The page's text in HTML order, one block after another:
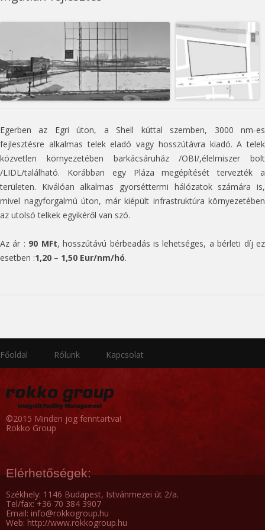
Egerben az Egri úton, a Shell kúttal szemben, 3000 nm-es
fejlesztésre alkalmas telek eladó vagy hosszútávra kiadó. A telek
közvetlen környezetében barkácsáruház /OBI/,élelmiszer bolt
/LIDL/található. Korábban egy Pláza megépítését tervezték a
területen. Kiválóan alkalmas gyorséttermi hálózatok számára is,
mivel nagyforgalmú úton, már kiépült infrastruktúra környezetében
az utolsó telkek egyikéről van szó.
Az ár : 90 MFt, hosszútávú bérbeadás is lehetséges, a bérleti díj ez
esetben :1,20 – 1,50 Eur/nm/hó.
Főoldal Rólunk Kapcsolat
©2015 Minden jog fenntartva!
Rokko Group
Elérhetőségek:
Székhely: 1146 Budapest, Istvánmezei út 2/a.
Tel/fax: +36 70 384 3907
Email: info@rokkogroup.hu
Web: http://www.rokkogroup.hu